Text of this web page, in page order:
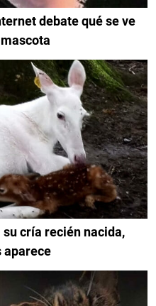
debate qué se ve
cría recién nacida,
aparece